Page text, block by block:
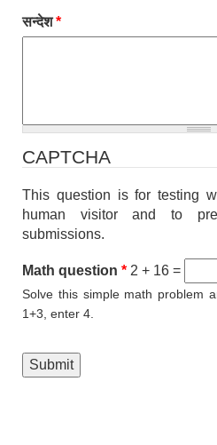
सन्देश*
CAPTCHA
This question is for testing
human visitor and to
submissions.
Math question * 2 + 16 =
Solve this simple math problem
1+3, enter 4.